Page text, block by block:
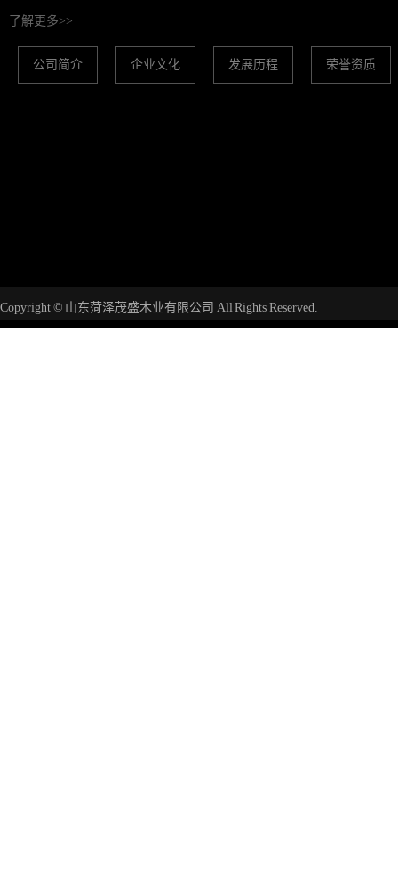
了解更多>>
公司简介 企业文化 发展历程 荣誉资质
Copyright © 山东菏泽茂盛木业有限公司 All Rights Reserved.